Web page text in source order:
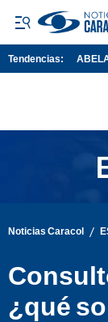
Tendencias:
Noticias Caracol /
¿qué